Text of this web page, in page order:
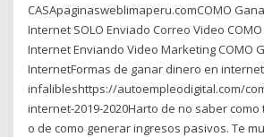
CASApaginasweblimaperu.comCOMO
Internet SOLO Enviado Correo Video
Internet Enviando Video Marketing COMO
InternetFormas de ganar dinero en
infalibleshttps://autoempleodigital.com/
internet-2019-2020Harto de no saber
o de como generar ingresos pasivos. Te